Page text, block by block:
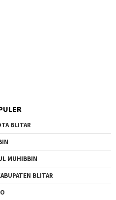
BLITAR
MUHIBBIN
BLITAR